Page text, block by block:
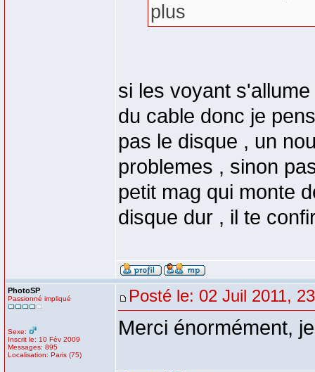
plus
si les voyant
du cable donc je
pas le disque , un
problemes , sinon
petit mag qui monte
disque dur , il te
PhotoSP
Passionné impliqué
Sexe:
Inscrit le: 10 Fév 2009
Messages: 895
Localisation: Paris (75)
Posté le: 02 Juil 2011,
Merci énormément,